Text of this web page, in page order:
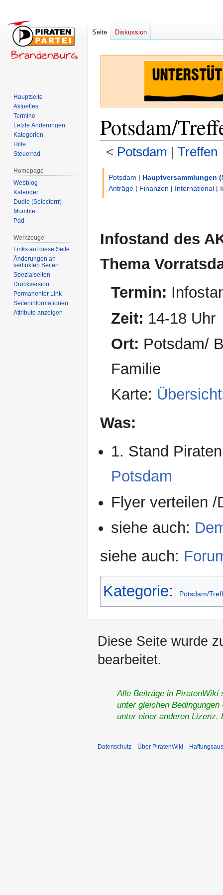
Potsdam/
< Potsdam ‎ | Treffen
springen
springen
Potsdam | Hauptversammlungen
Anträge | Finanzen | International |
Infostand des
Thema
Termin:
Zeit: 14-18 Uhr
Ort: Potsdam/
Familie
Karte:
Was:
1. Stand
Potsdam
Flyer verteilen /
siehe auch:
siehe auch:
Kategorie: Potsdam/
Seite Diskussion
Hauptseite
Aktuelles
Termine
Letzte Änderungen
Kategorien
Hilfe
Steuerrad
Homepage
Webblog
Kalender
Dudle (Selectorrr)
Mumble
Pad
Werkzeuge
Links auf diese Seite
Änderungen an
verlinkten Seiten
Spezialseiten
Druckversion
Permanenter Link
Seiten­­informationen
Attribute anzeigen
Diese Seite wurde
bearbeitet.
Alle Beiträge in PiratenWiki
unter gleichen
unter einer anderen
Datenschutz Über PiratenWiki